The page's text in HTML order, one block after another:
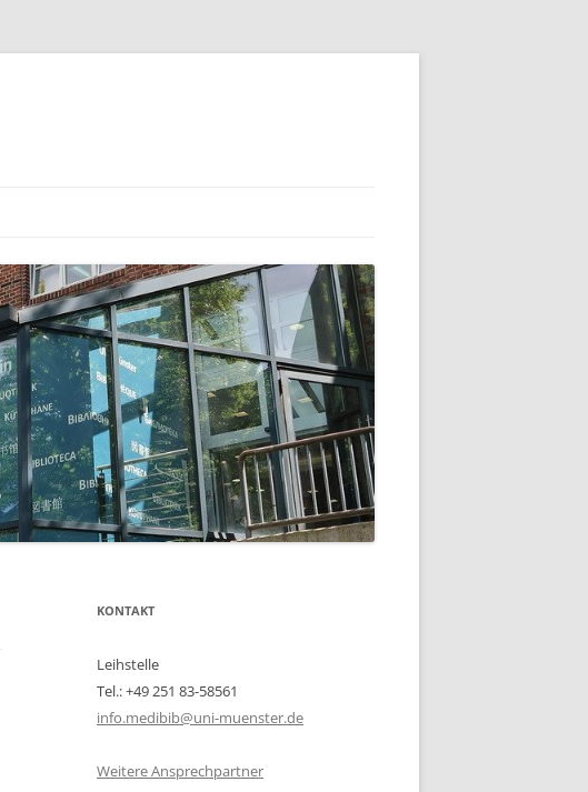
KONTAKT
Leihstelle
Tel.: +49 251 83-58561
info.medibib@uni-muenster.de
Weitere Ansprechpartner